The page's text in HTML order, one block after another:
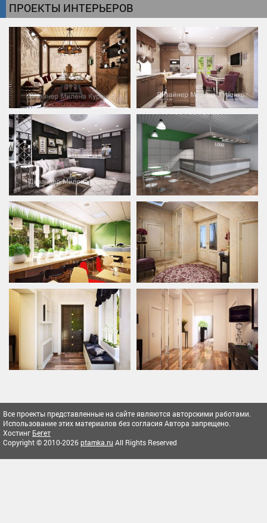
ПРОЕКТЫ ИНТЕРЬЕРОВ
Все проекты представленные на сайте являются авторскими работами.
Использование этих материалов без согласия Автора запрещено.
Хостинг Бегет
Copyright © 2010-2026ptamka.ru All Rights Reserved